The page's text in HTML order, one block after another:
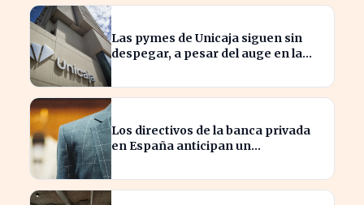
Las pymes de Unicaja siguen sin
despegar, a pesar del auge en la
Los directivos de la banca privada
en España anticipan un